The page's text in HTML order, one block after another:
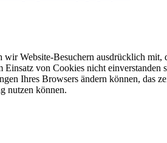
Website-Besuchern ausdrücklich
Einsatz von Cookies nicht
Ihres Browsers ändern können, das
nutzen können.